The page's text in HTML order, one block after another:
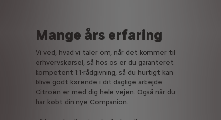
Mange års erfaring
Vi ved, hvad vi taler om, når det kommer til
erhvervskørsel, så hos os er du garanteret
kompetent 1:1-rådgivning, så du hurtigt kan
blive godt kørende i dit daglige arbejde.
Citroën er med dig hele vejen. Også når du
har købt din nye Companion.